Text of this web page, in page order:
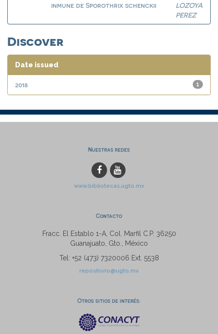
inmune de Sporothrix schenckii
LOZOYA
PEREZ
Discover
Date issued
1
2018
Nuestras redes
www.bibliotecas.ugto.mx
Contacto
Fracc. El Establo 1-A, Col. Marfil C.P. 36250
Guanajuato, Gto., México
Tel: +52 (473) 7320006 Ext. 5538
repositorio@ugto.mx
Otros sitios de interés: